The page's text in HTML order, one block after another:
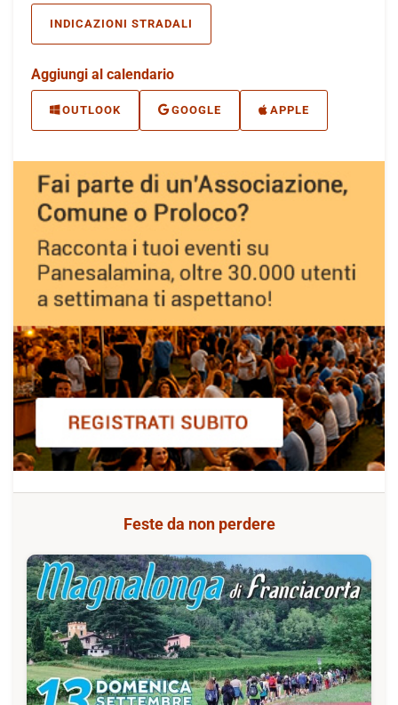
INDICAZIONI STRADALI
Aggiungi al calendario
OUTLOOK GOOGLE APPLE
Feste da non perdere